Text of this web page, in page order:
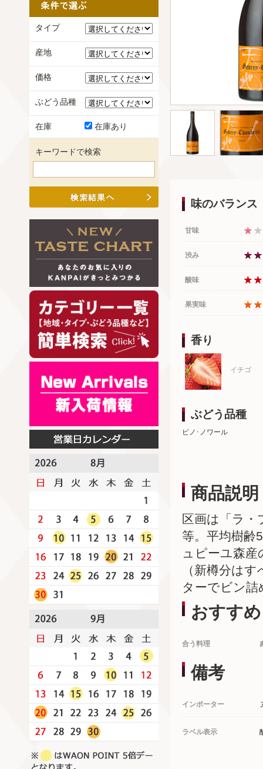
味のバランス
甘味
渋み
酸味
果実味
香り
イチゴ
ぶどう品種
ピノ･ノワール
商品説明
区画は「ラ・
等。平均樹齢
ュピーユ森
（新樽分は
ターでビン詰
おすすめ
合う料理
備考
インポーター
ラベル表示
タイプ
産地
価格
ぶどう品種
在庫 在庫あり
キーワードで検索